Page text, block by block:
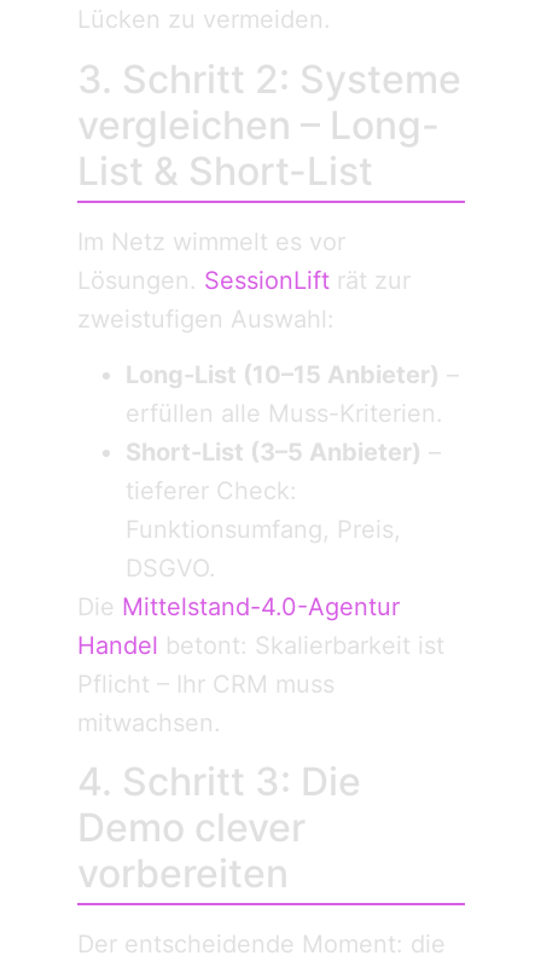
Lücken zu vermeiden.
3. Schritt 2: Systeme
vergleichen – Long-
List & Short-List
Im Netz wimmelt es vor
Lösungen. SessionLifträt zur
zweistufigen Auswahl:
Long-List (10–15 Anbieter) –
erfüllen alle Muss-Kriterien.
Short-List (3–5 Anbieter) –
tieferer Check:
Funktionsumfang, Preis,
DSGVO.
Die Mittelstand-4.0-Agentur
Handel betont: Skalierbarkeit ist
Pflicht – Ihr CRM muss
mitwachsen.
4. Schritt 3: Die
Demo clever
vorbereiten
Der entscheidende Moment: die